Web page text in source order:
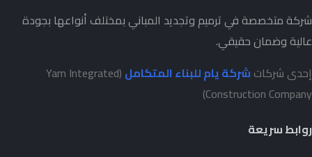
شركة متخصصة في ترميم وتجديد المباني بمختلف أنواعها بجودة
عالية وضمان حقيقي.
إحدى شركاتشركة يام للبناء المتكامل (Yam Integrated
Construction Company)
روابط سريعة